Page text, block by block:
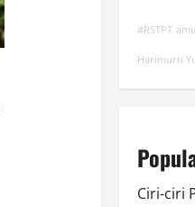
#RSTPT
Harimurti
Ciri-ciri